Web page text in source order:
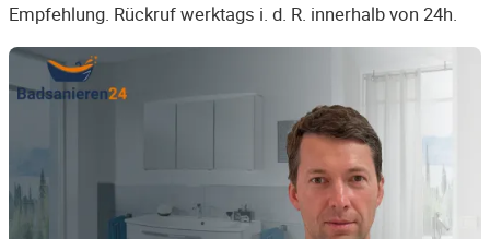
Empfehlung. Rückruf werktags i. d. R. innerhalb von 24h.